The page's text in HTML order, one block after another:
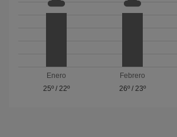
Enero
25º/ 22º
Febrero
26º/ 23º